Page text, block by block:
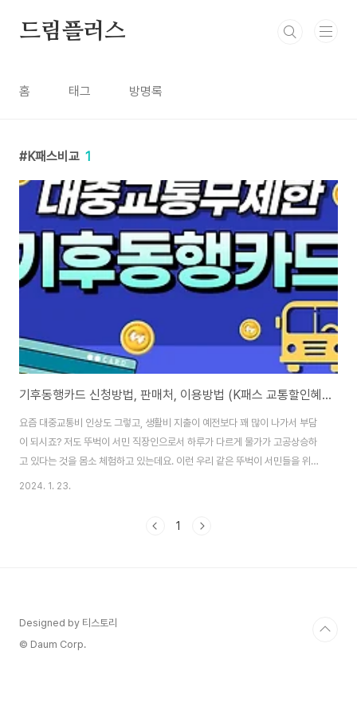
드림플러스
홈 태그 방명록
K패스비교 1
기후동행카드 신청방법, 판매처, 이용방법 (K패스 교통할인혜택 비교)
요즘 대중교통비 인상도 그렇고, 생활비 지출이 예전보다 꽤 많이 나가서 부담
이 되시죠? 저도 뚜벅이 서민 직장인으로서 하루가 다르게 물가가 고공상승하
고 있다는 것을 몸소 체험하고 있는데요. 이런 우리 같은 뚜벅이 서민들을 위한
교통비 절감 정책으로 정부에서 기후동행카드를 내놓았다고 합니다. 한 달에
매처 이용방법, 그리고 요즘 또 핫하게 이슈가 되고 있는 "K 패스 카드"의 교통
2024. 1. 23.
1
Designed by 티스토리
© Daum Corp.